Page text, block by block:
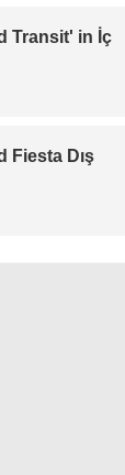
Transit' in İç
Fiesta Dış